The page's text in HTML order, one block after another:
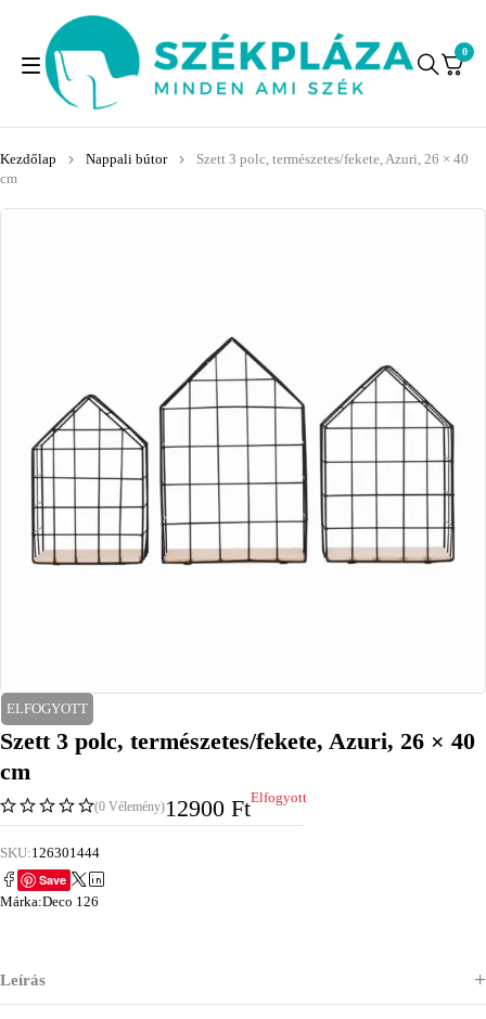
0
Kezdőlap Nappali bútor
Szett 3 polc, természetes/fekete, Azuri, 26 × 40
cm
ELFOGYOTT
Szett 3 polc, természetes/fekete, Azuri, 26 × 40
cm
(0 Vélemény)12900 FtElfogyott
SKU:126301444
Save
Márka:Deco 126
Leírás